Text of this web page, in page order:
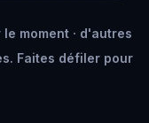
moment · d'autres
Faites défiler pour